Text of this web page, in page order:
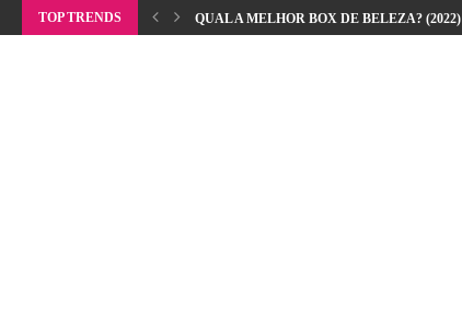
TOP TRENDS QUAL A MELHOR BOX DE BELEZA? (2022)